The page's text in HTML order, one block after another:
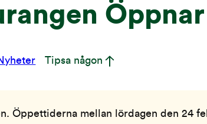
Öppnar
Tipsa någon
Öppettiderna mellan lördagen den 24